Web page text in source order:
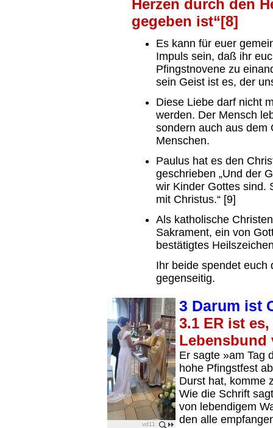
Herzen durch den
gegeben ist“[8]
Es kann für euer
Impuls sein, daß ihr
Pfingstnovene zu
sein Geist ist es, der
Diese Liebe darf nicht
werden. Der Mensch
sondern auch aus dem
Menschen.
Paulus hat es den
geschrieben „Und der
wir Kinder Gottes sind.
mit Christus.“ [9]
Als katholische
Sakrament, ein von
bestätigtes
Ihr beide spendet euch
gegenseitig.
vd11
3 Darum ist
3.1 ER ist
Lebensbund
Er sagte »am Tag
hohe Pfingstfest
Durst hat, komme
Wie die Schrift
von lebendigem
den alle